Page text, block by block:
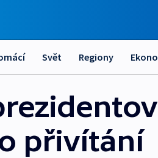
Svět Regiony
přivítání